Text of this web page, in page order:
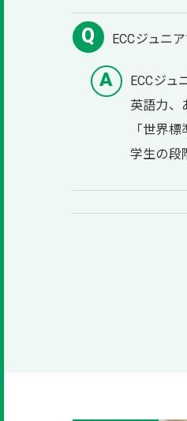
ECCジュニ
ECCジュ
英語力、
「世界
学生の段